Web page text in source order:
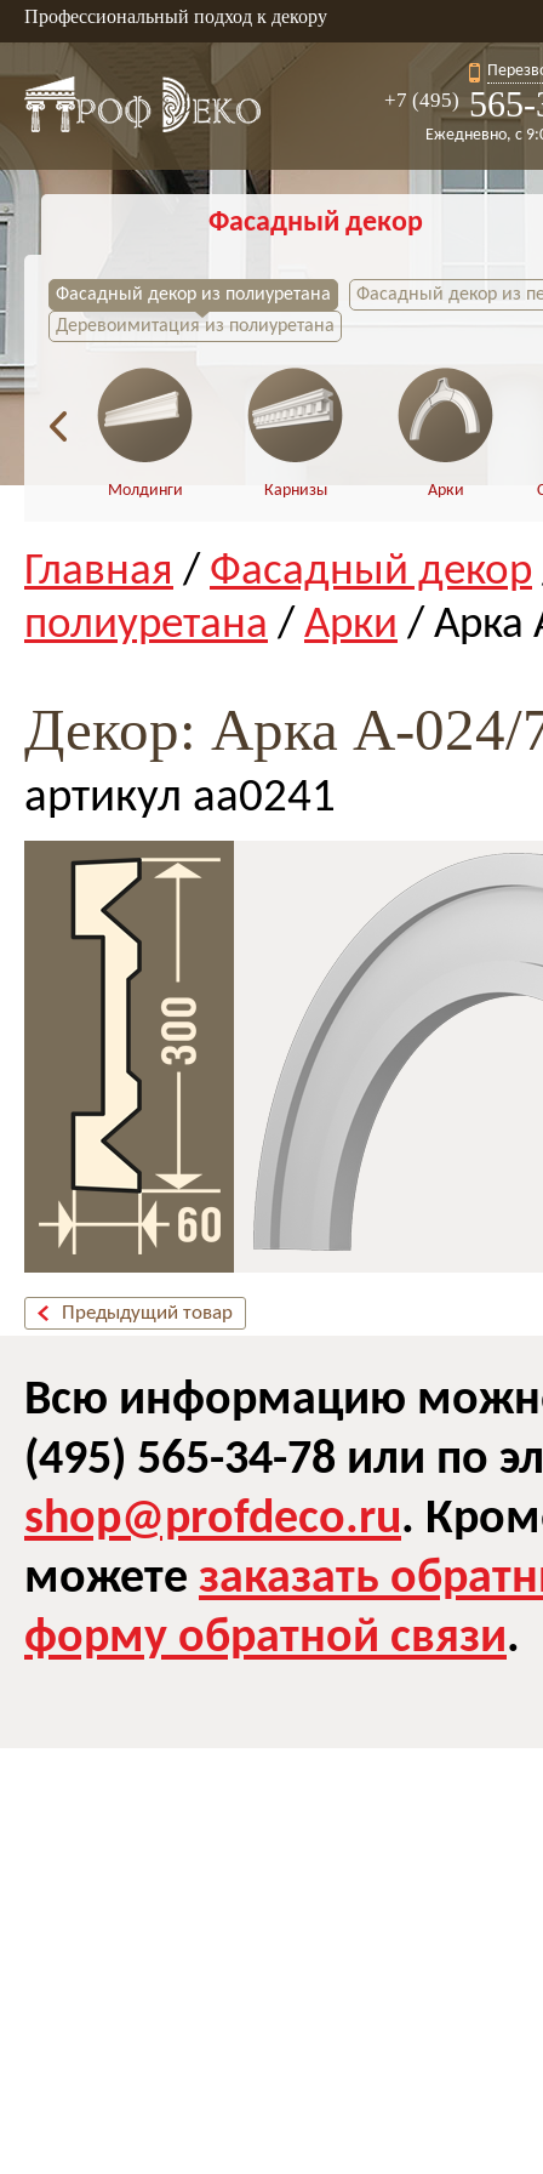
Профессиональный подход к декору
+7 (495)
Ежедневно, с
Фасадный декор
Фасадный декор из полиуретана
Фасадный декор из
Деревоимитация из полиуретана
Молдинги Карнизы Арки
Главная / Фасадный декор
полиуретана / Арки / Арка
Декор: Арка А-024/
артикул аа0241
Предыдущий товар
Всю информацию
(495) 565-34-78 или по
shop@profdeco.ru.
можете заказать
форму обратной связи.